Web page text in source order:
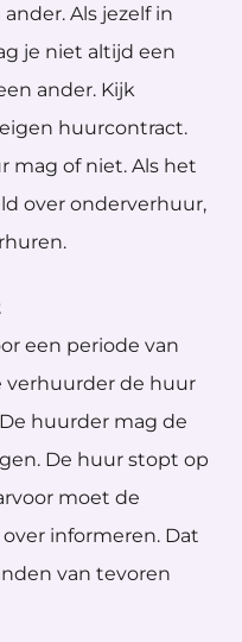
Als jezelf in
je niet altijd een
ander. Kijk
huurcontract.
mag of niet. Als het
over onderverhuur,
een periode van
verhuurder de huur
huurder mag de
De huur stopt op
moet de
informeren. Dat
van tevoren